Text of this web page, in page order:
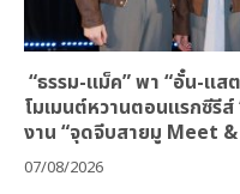
“ธรรม-แม็ค” พา “อั๋น-แ
โมเมนต์หวานตอนแรกซีรี
งาน “จุดจีบสายมู Meet
07/08/2026